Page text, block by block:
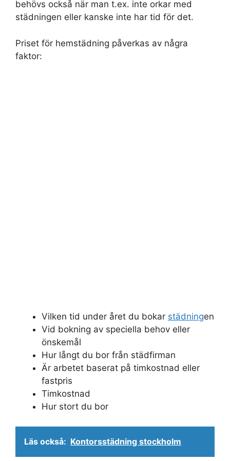
behövs också när man t.ex. inte orkar med
städningen eller kanske inte har tid för det.
Priset för hemstädning påverkas av några
faktor:
Vilken tid under året du bokar städningen
Vid bokning av speciella behov eller
önskemål
Hur långt du bor från städfirman
Är arbetet baserat på timkostnad eller
fastpris
Timkostnad
Hur stort du bor
Läs också: Kontorsstädning stockholm